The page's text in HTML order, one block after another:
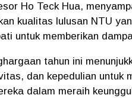
Ho Teck Hua,
kualitas lulusan NTU
untuk memberikan
tahun ini
dan kepedulian untuk
dalam meraih